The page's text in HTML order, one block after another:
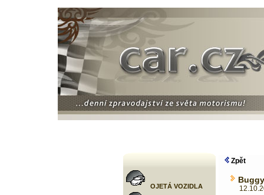
OJETÁ VOZIDLA
Zpět